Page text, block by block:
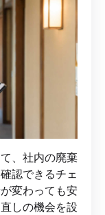
、社内の廃棄
認できるチェ
変わっても安
しの機会を設